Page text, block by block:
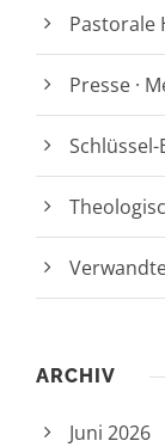
Pastorale
Presse ·
ARCHIV
Juni 2026